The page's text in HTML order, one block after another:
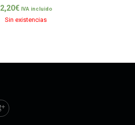
2,20€ IVA incluido
Sin existencias